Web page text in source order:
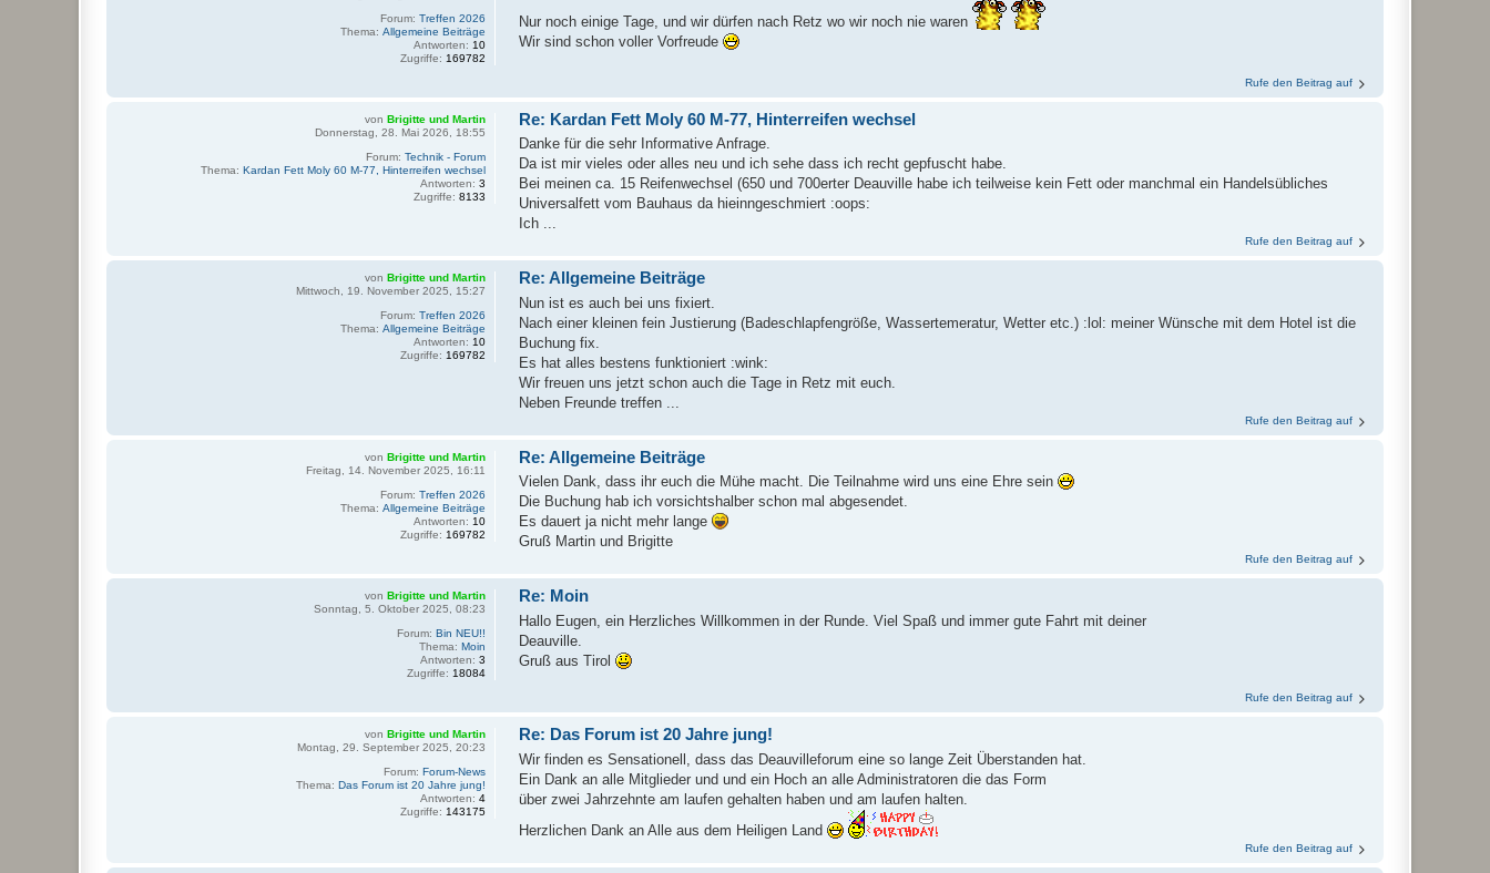
Forum: Treffen 2026
Thema: Allgemeine Beiträge
Antworten: 10
Zugriffe: 169782
Nur noch einige Tage, und wir dürfen nach Retz wo wir noch nie waren
Wir sind schon voller Vorfreude
Rufe den Beitrag auf
von Brigitte und Martin
Donnerstag, 28. Mai 2026, 18:55
Forum: Technik - Forum
Thema: Kardan Fett Moly 60 M-77, Hinterreifen wechsel
Antworten: 3
Zugriffe: 8133
Re: Kardan Fett Moly 60 M-77, Hinterreifen wechsel
Danke für die sehr Informative Anfrage.
Da ist mir vieles oder alles neu und ich sehe dass ich recht gepfuscht habe.
Bei meinen ca. 15 Reifenwechsel (650 und 700erter Deauville habe ich teilweise kein Fett oder manchmal ein Handelsübliches
Universalfett vom Bauhaus da hieinngeschmiert :oops:
Ich ...
Rufe den Beitrag auf
von Brigitte und Martin
Mittwoch, 19. November 2025, 15:27
Forum: Treffen 2026
Thema: Allgemeine Beiträge
Antworten: 10
Zugriffe: 169782
Re: Allgemeine Beiträge
Nun ist es auch bei uns fixiert.
Nach einer kleinen fein Justierung (Badeschlapfengröße, Wassertemeratur, Wetter etc.) :lol: meiner Wünsche mit dem Hotel ist die
Buchung fix.
Es hat alles bestens funktioniert :wink:
Wir freuen uns jetzt schon auch die Tage in Retz mit euch.
Neben Freunde treffen ...
Rufe den Beitrag auf
von Brigitte und Martin
Freitag, 14. November 2025, 16:11
Forum: Treffen 2026
Thema: Allgemeine Beiträge
Antworten: 10
Zugriffe: 169782
Re: Allgemeine Beiträge
Vielen Dank, dass ihr euch die Mühe macht. Die Teilnahme wird uns eine Ehre sein
Die Buchung hab ich vorsichtshalber schon mal abgesendet.
Es dauert ja nicht mehr lange
Gruß Martin und Brigitte
Rufe den Beitrag auf
von Brigitte und Martin
Sonntag, 5. Oktober 2025, 08:23
Forum: Bin NEU!!
Thema: Moin
Antworten: 3
Zugriffe: 18084
Re: Moin
Hallo Eugen, ein Herzliches Willkommen in der Runde. Viel Spaß und immer gute Fahrt mit deiner
Deauville.
Gruß aus Tirol
Rufe den Beitrag auf
von Brigitte und Martin
Montag, 29. September 2025, 20:23
Forum: Forum-News
Thema: Das Forum ist 20 Jahre jung!
Antworten: 4
Zugriffe: 143175
Re: Das Forum ist 20 Jahre jung!
Wir finden es Sensationell, dass das Deauvilleforum eine so lange Zeit Überstanden hat.
Ein Dank an alle Mitglieder und und ein Hoch an alle Administratoren die das Form
über zwei Jahrzehnte am laufen gehalten haben und am laufen halten.
Herzlichen Dank an Alle aus dem Heiligen Land
Rufe den Beitrag auf